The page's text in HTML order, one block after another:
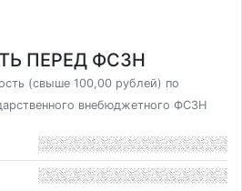
ПЕРЕД ФСЗН
(свыше 100,00 рублей) по
внебюджетного ФСЗН